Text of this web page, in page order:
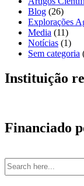
Blog (26)
Explorações
Media (11)
Notícias (1)
Sem categoria
Instituição
Financiado
Pesquisar